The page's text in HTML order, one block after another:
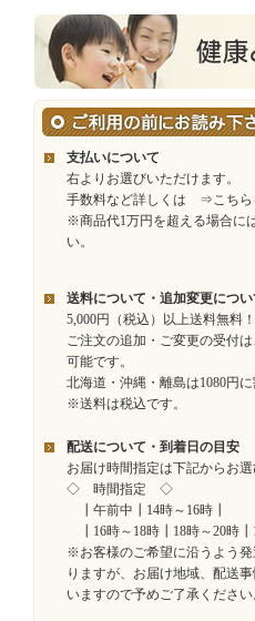
支払いについて
右よりお選びいただけます。
手数料など詳しくは ⇒こちら
※商品代1万円を超える場合に
い。
送料について・追加変更につい
5,000円（税込）以上送料無料！
ご注文の追加・ご変更の受付
可能です。
北海道・沖縄・離島は1080円
※送料は税込です。
配送について・到着日の目安
お届け時間指定は下記からお
◇ 時間指定 ◇
┃午前中┃14時～16時┃
┃16時～18時┃18時～20時
※お客様のご希望に沿うよう
りますが、お届け地域、配送
いますので予めご了承ください